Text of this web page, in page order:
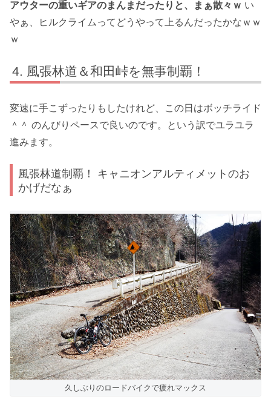
アウターの重いギアのまんまだったりと、まぁ散々ｗ い
やぁ、ヒルクライムってどうやって上るんだったかなｗｗ
ｗ
風張林道＆和田峠を無事制覇！
変速に手こずったりもしたけれど、この日はボッチライド
＾＾ のんびりペースで良いのです。という訳でユラユラ
進みます。
風張林道制覇！ キャニオンアルティメットのお
かげだなぁ
久しぶりのロードバイクで疲れマックス